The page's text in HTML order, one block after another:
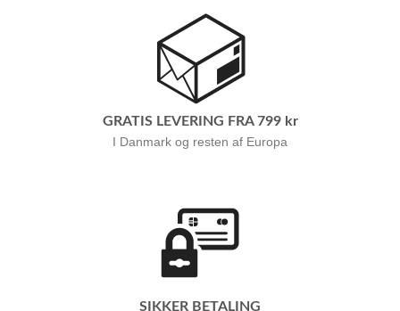
GRATIS LEVERING FRA 799 kr
I Danmark og resten af Europa
SIKKER BETALING